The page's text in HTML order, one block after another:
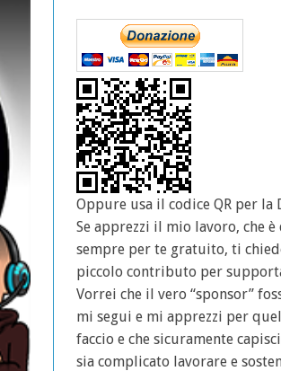
Oppure usa il codice QR per la
Se apprezzi il mio lavoro, che è
sempre per te gratuito, ti
piccolo contributo per
Vorrei che il vero “sponsor”
mi segui e mi apprezzi per
faccio e che sicuramente
sia complicato lavorare e